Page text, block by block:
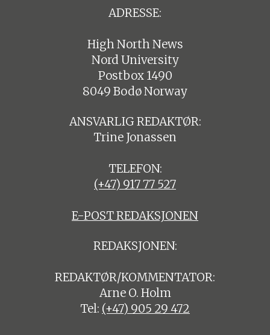
ADRESSE:
High North News
Nord University
Postbox 1490
8049 Bodø Norway
ANSVARLIG REDAKTØR:
Trine Jonassen
TELEFON:
(+47) 917 77 527
E-POST REDAKSJONEN
REDAKSJONEN:
REDAKTØR/KOMMENTATOR:
Arne O. Holm
Tel: (+47) 905 29 472